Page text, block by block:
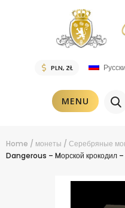
MENU
Home / монеты / Серебряные
Dangerous – Mорской крокодил